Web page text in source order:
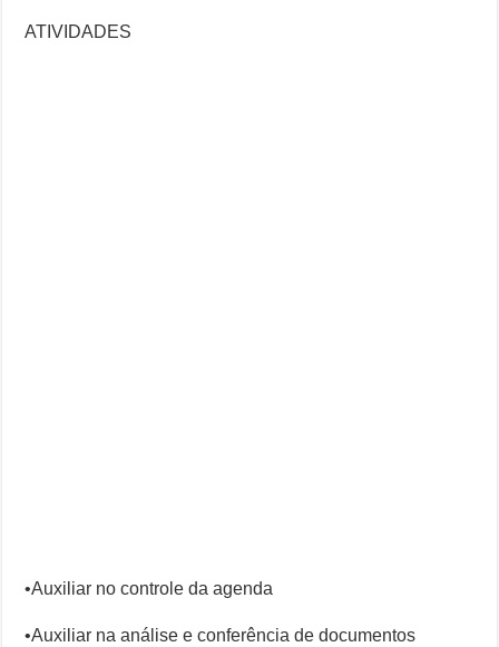
ATIVIDADES
•Auxiliar no controle da agenda
•Auxiliar na análise e conferência de documentos